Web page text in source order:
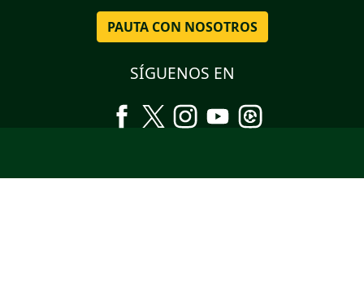
PAUTA CON NOSOTROS
SÍGUENOS EN